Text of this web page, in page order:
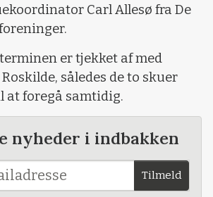
Carl Allesø fra De
er tjekket af med
således de to skuer
at foregå samtidig.
nyheder i indbakken
Tilmeld